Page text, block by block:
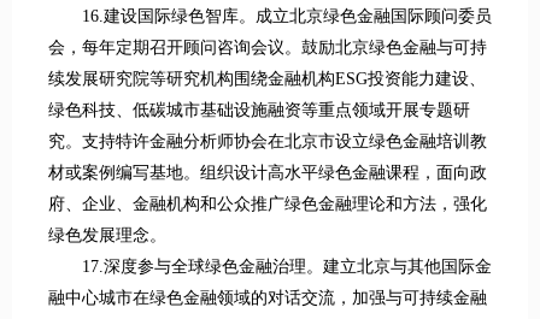
16.建设国际绿色智库。成立北京绿色金融国际顾问委员
会，每年定期召开顾问咨询会议。鼓励北京绿色金融与可持
续发展研究院等研究机构围绕金融机构ESG投资能力建设、
绿色科技、低碳城市基础设施融资等重点领域开展专题研
究。支持特许金融分析师协会在北京市设立绿色金融培训教
材或案例编写基地。组织设计高水平绿色金融课程，面向政
府、企业、金融机构和公众推广绿色金融理论和方法，强化
绿色发展理念。
17.深度参与全球绿色金融治理。建立北京与其他国际金
融中心城市在绿色金融领域的对话交流，加强与可持续金融